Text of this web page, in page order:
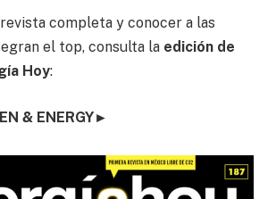
completa y conocer a las
el top, consulta la edición de
Hoy:
& ENERGY►